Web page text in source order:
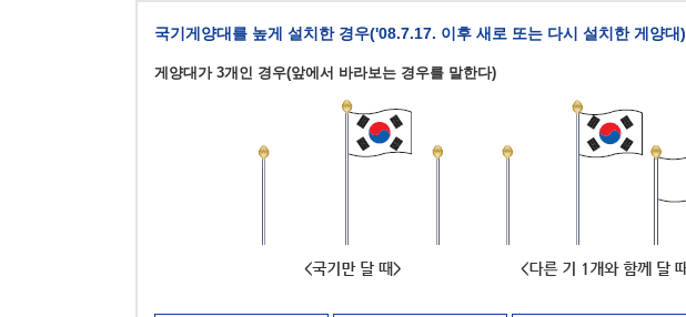
국기게양대를 높게 설치한 경우('08.7.17. 이후 새로 또는 다시 설치한 게양대)
게양대가 3개인 경우(앞에서 바라보는 경우를 말한다)